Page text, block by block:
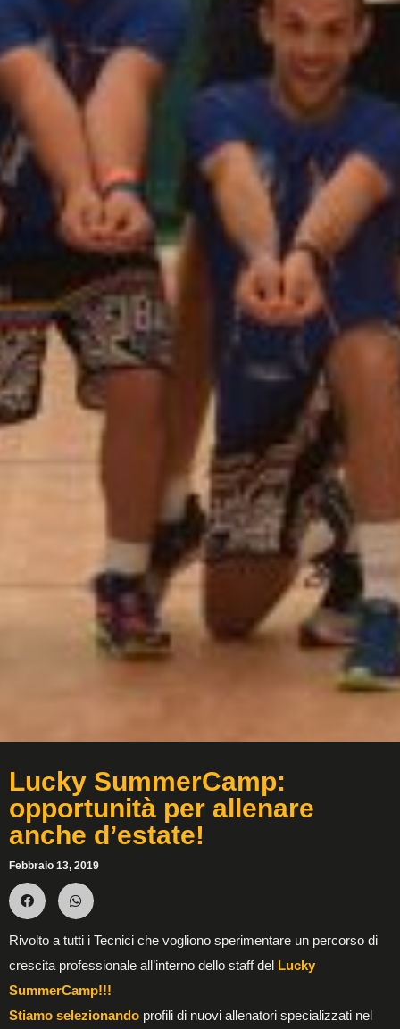
Lucky SummerCamp:
opportunità per allenare
anche d’estate!
Febbraio 13, 2019
Rivolto a tutti i Tecnici che vogliono sperimentare un percorso di
crescita professionale all’interno dello staff del Lucky
SummerCamp!!!
Stiamo selezionando profili di nuovi allenatori specializzati nel